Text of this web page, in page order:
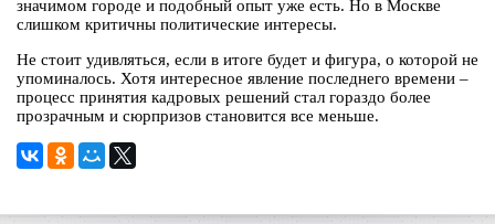
значимом городе и подобный опыт уже есть. Но в Москве
слишком критичны политические интересы.
Не стоит удивляться, если в итоге будет и фигура, о которой не
упоминалось. Хотя интересное явление последнего времени –
процесс принятия кадровых решений стал гораздо более
прозрачным и сюрпризов становится все меньше.